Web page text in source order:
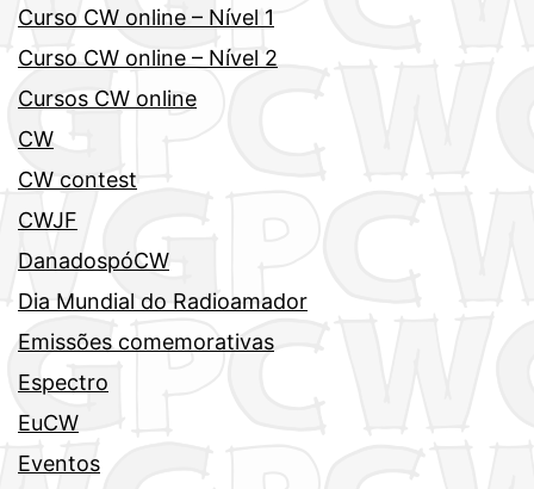
Curso CW online – Nível 1
Curso CW online – Nível 2
Cursos CW online
CW
CW contest
CWJF
DanadospóCW
Dia Mundial do Radioamador
Emissões comemorativas
Espectro
EuCW
Eventos